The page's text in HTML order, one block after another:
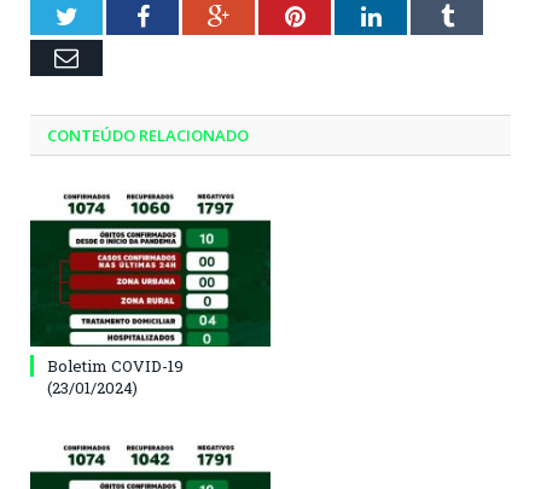
TwitterFacebookGoogle+PinterestLinkedInTumblr
Email
CONTEÚDO RELACIONADO
Boletim COVID-19
(23/01/2024)